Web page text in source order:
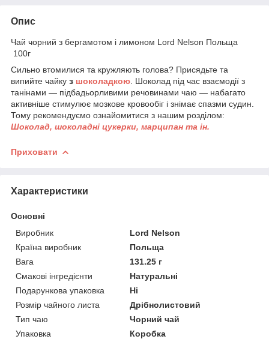
Опис
Чай чорний з бергамотом і лимоном Lord Nelson Польща
100г
Сильно втомилися та кружляють голова? Присядьте та
випийте чайку з шоколадкою . Шоколад під час взаємодії з
танінами — підбадьорливими речовинами чаю — набагато
активніше стимулює мозкове кровообіг і знімає спазми судин.
Тому рекомендуємо ознайомитися з нашим розділом:
Шоколад, шоколадні цукерки, марципан та ін.
Приховати
Характеристики
Основні
Виробник
Lord Nelson
Країна виробник
Польща
Вага
131.25 г
Смакові інгредієнти
Натуральні
Подарункова упаковка
Ні
Розмір чайного листа
Дрібнолистовий
Тип чаю
Чорний чай
Упаковка
Коробка